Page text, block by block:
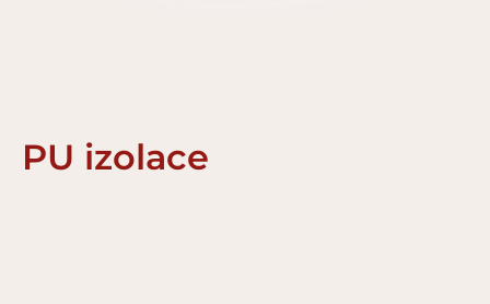
PU izolace